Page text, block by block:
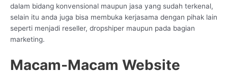
dalam bidang konvensional maupun jasa yang sudah terkenal,
selain itu anda juga bisa membuka kerjasama dengan pihak lain
seperti menjadi reseller, dropshiper maupun pada bagian
marketing.
Macam-Macam Website